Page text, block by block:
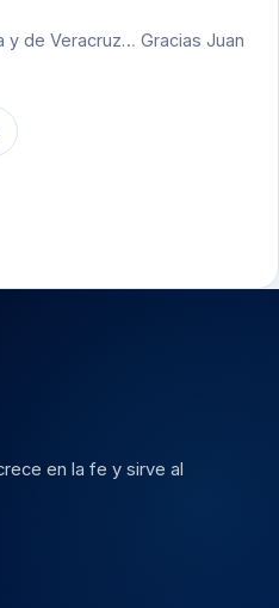
y de Veracruz… Gracias Juan
en la fe y sirve al